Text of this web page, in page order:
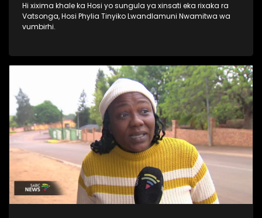
Hi xixima khale ka Hosi yo sungula ya xinsati eka rixaka ra
Vatsonga, Hosi Phylia Tinyiko Lwandlamuni Nwamitwa wa
vumbirhi.